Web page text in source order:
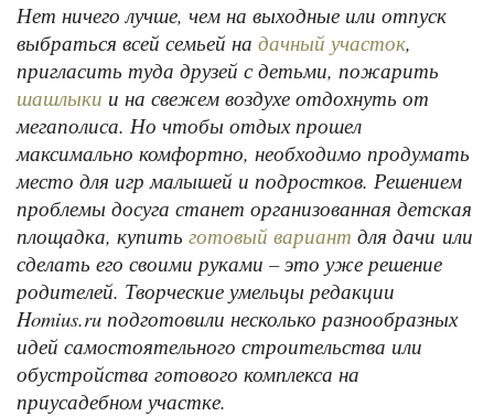
Нет ничего лучше, чем на выходные или отпуск
выбраться всей семьей на дачный участок,
пригласить туда друзей с детьми, пожарить
шашлыки и на свежем воздухе отдохнуть от
мегаполиса. Но чтобы отдых прошел
максимально комфортно, необходимо продумать
место для игр малышей и подростков. Решением
проблемы досуга станет организованная детская
площадка, купить готовый вариант для дачи или
сделать его своими руками – это уже решение
родителей. Творческие умельцы редакции
Homius.ru подготовили несколько разнообразных
идей самостоятельного строительства или
обустройства готового комплекса на
приусадебном участке.